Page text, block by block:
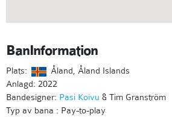
BanInformation
Plats:
Åland, Åland Islands
Anlagd: 2022
Bandesigner: Pasi Koivu & Tim Granström
Typ av bana : Pay-to-play